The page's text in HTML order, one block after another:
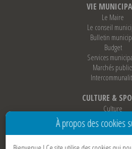
VIE
Le Maire
Le conseil
Bulletin
Budget
Services
Marchés
CULTURE &
Culture
Sports
Loisirs
Associations
À propos des cookies